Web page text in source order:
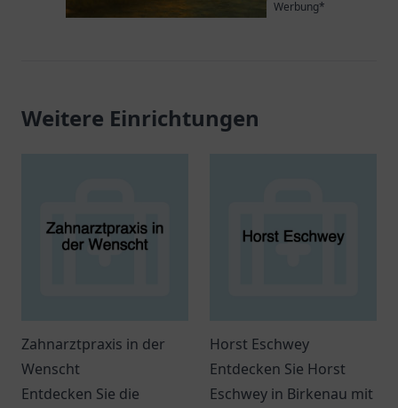
Werbung*
Weitere Einrichtungen
Zahnarztpraxis in der
Wenscht
Entdecken Sie die
Horst Eschwey
Entdecken Sie Horst
Eschwey in Birkenau mit